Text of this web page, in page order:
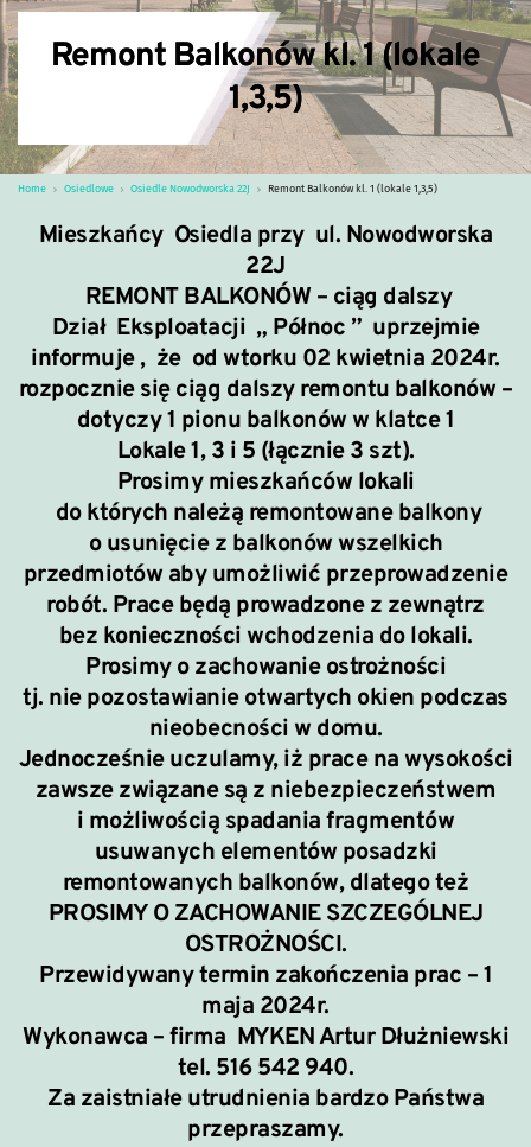
Remont Balkonów kl. 1 (lokale
1,3,5)
Home Osiedlowe Osiedle Nowodworska 22J Remont Balkonów kl. 1 (lokale 1,3,5)
Mieszkańcy Osiedla przy ul. Nowodworska
22J
REMONT BALKONÓW – ciąg dalszy
Dział Eksploatacji „ Północ ” uprzejmie
informuje , że od wtorku 02 kwietnia 2024r.
rozpocznie się ciąg dalszy remontu balkonów –
dotyczy 1 pionu balkonów w klatce 1
Lokale 1, 3 i 5 (łącznie 3 szt).
Prosimy mieszkańców lokali
do których należą remontowane balkony
o usunięcie z balkonów wszelkich
przedmiotów aby umożliwić przeprowadzenie
robót. Prace będą prowadzone z zewnątrz
bez konieczności wchodzenia do lokali.
Prosimy o zachowanie ostrożności
tj. nie pozostawianie otwartych okien podczas
nieobecności w domu.
Jednocześnie uczulamy, iż prace na wysokości
zawsze związane są z niebezpieczeństwem
i możliwością spadania fragmentów
usuwanych elementów posadzki
remontowanych balkonów, dlatego też
PROSIMY O ZACHOWANIE SZCZEGÓLNEJ
OSTROŻNOŚCI.
Przewidywany termin zakończenia prac – 1
maja 2024r.
Wykonawca – firma MYKEN Artur Dłużniewski
tel. 516 542 940.
Za zaistniałe utrudnienia bardzo Państwa
przepraszamy.